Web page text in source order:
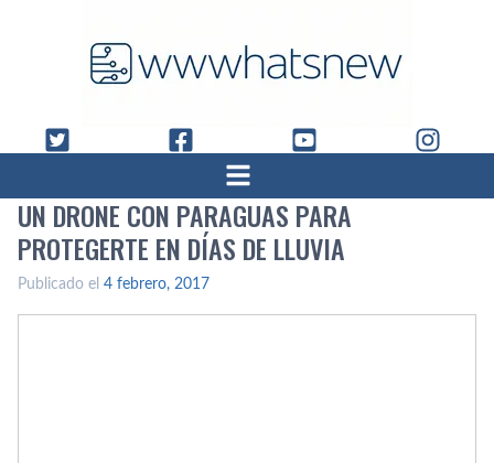
UN DRONE CON PARAGUAS PARA
PROTEGERTE EN DÍ­AS DE LLUVIA
Publicado el 4 febrero, 2017